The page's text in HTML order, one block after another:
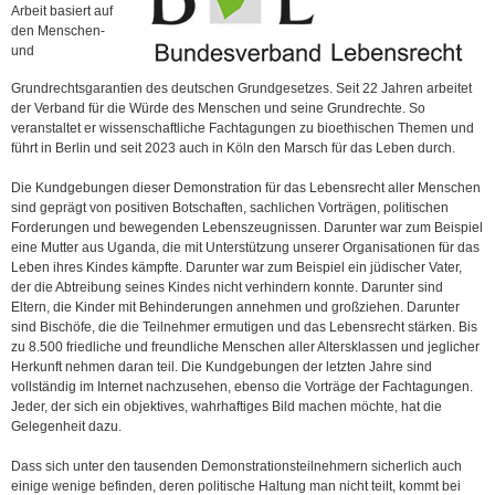
Arbeit basiert auf
den Menschen-
und
Grundrechtsgarantien des deutschen Grundgesetzes. Seit 22 Jahren arbeitet
der Verband für die Würde des Menschen und seine Grundrechte. So
veranstaltet er wissenschaftliche Fachtagungen zu bioethischen Themen und
führt in Berlin und seit 2023 auch in Köln den Marsch für das Leben durch.
Die Kundgebungen dieser Demonstration für das Lebensrecht aller Menschen
sind geprägt von positiven Botschaften, sachlichen Vorträgen, politischen
Forderungen und bewegenden Lebenszeugnissen. Darunter war zum Beispiel
eine Mutter aus Uganda, die mit Unterstützung unserer Organisationen für das
Leben ihres Kindes kämpfte. Darunter war zum Beispiel ein jüdischer Vater,
der die Abtreibung seines Kindes nicht verhindern konnte. Darunter sind
Eltern, die Kinder mit Behinderungen annehmen und großziehen. Darunter
sind Bischöfe, die die Teilnehmer ermutigen und das Lebensrecht stärken. Bis
zu 8.500 friedliche und freundliche Menschen aller Altersklassen und jeglicher
Herkunft nehmen daran teil. Die Kundgebungen der letzten Jahre sind
vollständig im Internet nachzusehen, ebenso die Vorträge der Fachtagungen.
Jeder, der sich ein objektives, wahrhaftiges Bild machen möchte, hat die
Gelegenheit dazu.
Dass sich unter den tausenden Demonstrationsteilnehmern sicherlich auch
einige wenige befinden, deren politische Haltung man nicht teilt, kommt bei